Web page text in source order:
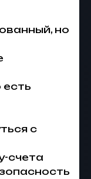
но
есть
с
счета